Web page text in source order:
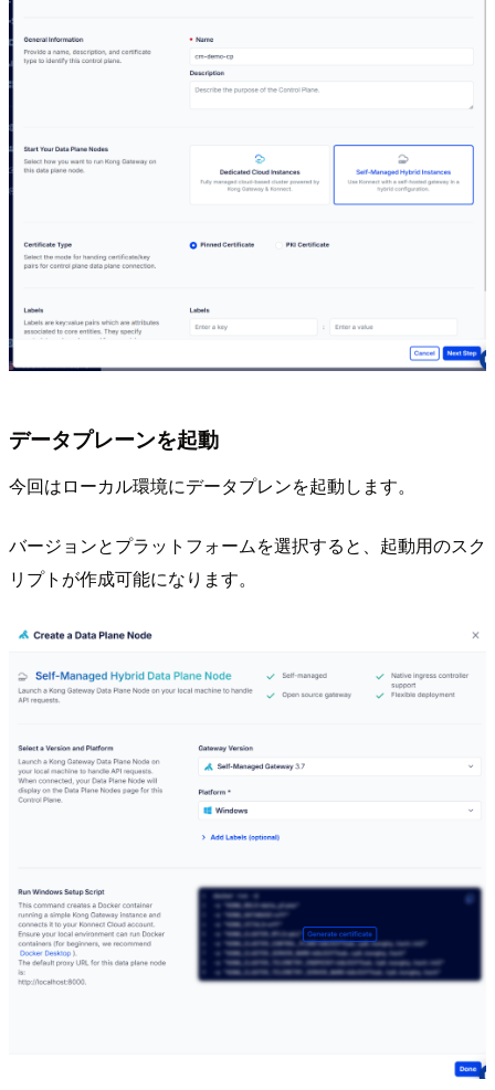
データプレーンを起動
今回はローカル環境にデータプレンを起動します。
バージョンとプラットフォームを選択すると、起動用のスク
リプトが作成可能になります。